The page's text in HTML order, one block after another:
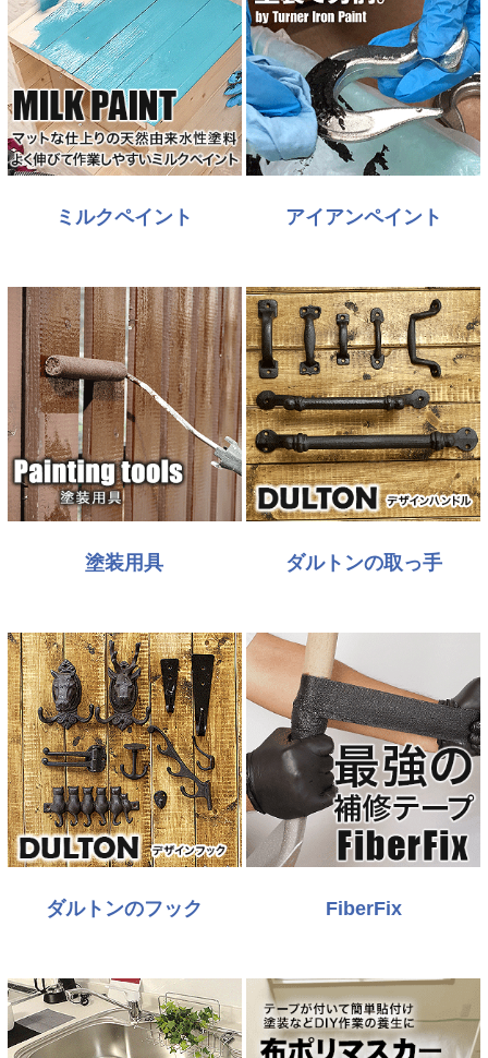
ミルクペイント アイアンペイント
塗装用具 ダルトンの取っ手
ダルトンのフック FiberFix